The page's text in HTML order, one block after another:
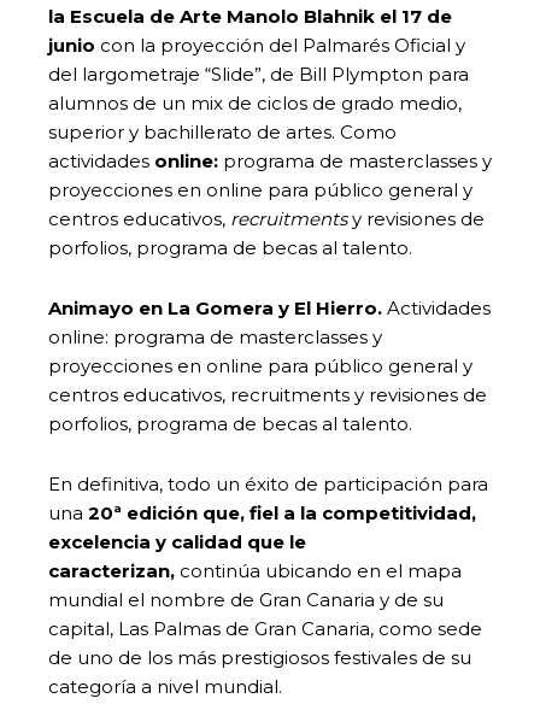
la Escuela de Arte Manolo Blahnik el 17 de
junio con la proyección del Palmarés Oficial y
del largometraje “Slide”, de Bill Plympton para
alumnos de un mix de ciclos de grado medio,
superior y bachillerato de artes. Como
actividades online: programa de masterclasses y
proyecciones en online para público general y
centros educativos, recruitmentsy revisiones de
porfolios, programa de becas al talento.
Animayo en La Gomera y El Hierro. Actividades
online: programa de masterclasses y
proyecciones en online para público general y
centros educativos, recruitments y revisiones de
porfolios, programa de becas al talento.
En definitiva, todo un éxito de participación para
una 20ª edición que, fiel a la competitividad,
excelencia y calidad que le
caracterizan, continúa ubicando en el mapa
mundial el nombre de Gran Canaria y de su
capital, Las Palmas de Gran Canaria, como sede
de uno de los más prestigiosos festivales de su
categoría a nivel mundial.